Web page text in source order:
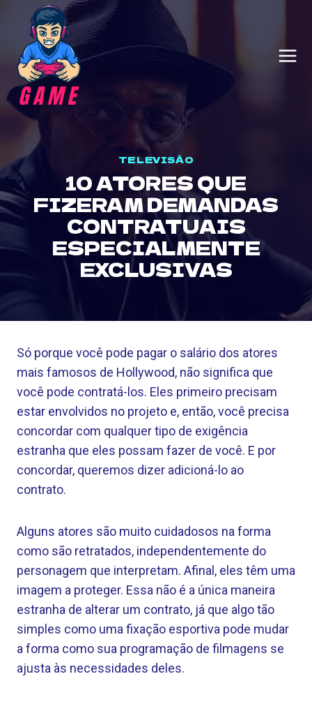
content
TELEVISÃO
10 ATORES QUE
FIZERAM DEMANDAS
CONTRATUAIS
ESPECIALMENTE
EXCLUSIVAS
Só porque você pode pagar o salário dos atores
mais famosos de Hollywood, não significa que
você pode contratá-los. Eles primeiro precisam
estar envolvidos no projeto e, então, você precisa
concordar com qualquer tipo de exigência
estranha que eles possam fazer de você. E por
concordar, queremos dizer adicioná-lo ao
contrato.
Alguns atores são muito cuidadosos na forma
como são retratados, independentemente do
personagem que interpretam. Afinal, eles têm uma
imagem a proteger. Essa não é a única maneira
estranha de alterar um contrato, já que algo tão
simples como uma fixação esportiva pode mudar
a forma como sua programação de filmagens se
ajusta às necessidades deles.